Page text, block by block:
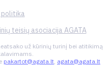
politika
teisių asociacija AGATA
už kūrinių turinį bei atitikimą
pakartot@agata.lt, agata@agata.lt